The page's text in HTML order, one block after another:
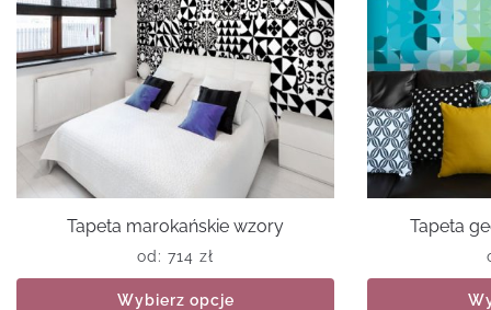
Tapeta marokańskie wzory
od: 714 zł
Wybierz opcje
Tapeta